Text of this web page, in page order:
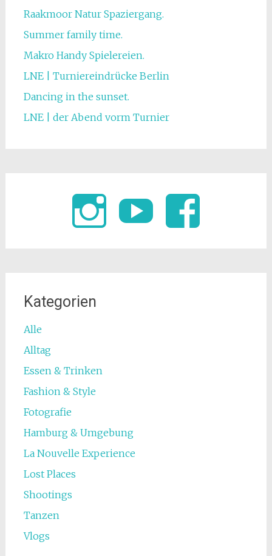
Raakmoor Natur Spaziergang.
Summer family time.
Makro Handy Spielereien.
LNE | Turniereindrücke Berlin
Dancing in the sunset.
LNE | der Abend vorm Turnier
Kategorien
Alle
Alltag
Essen & Trinken
Fashion & Style
Fotografie
Hamburg & Umgebung
La Nouvelle Experience
Lost Places
Shootings
Tanzen
Vlogs